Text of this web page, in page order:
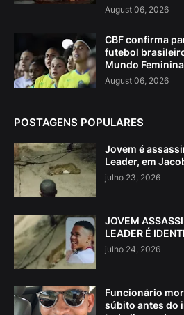
August 06, 2026
CBF confirma
futebol
Mundo
August 06, 2026
POSTAGENS POPULARES
Jovem é
Leader, em
julho 23, 2026
JOVEM
LEADER É
julho 24, 2026
Funcionário
súbito antes do